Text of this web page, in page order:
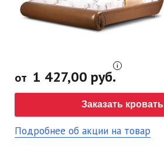
от 1 427,00 руб.
Заказать кровать
Подробнее об акции на товар